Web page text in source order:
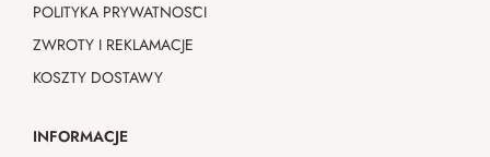
POLITYKA PRYWATNOŚCI
ZWROTY I REKLAMACJE
KOSZTY DOSTAWY
INFORMACJE